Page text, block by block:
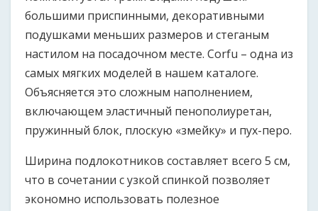
большими приспинными, декоративными
подушками меньших размеров и стеганым
настилом на посадочном месте. Corfu – одна из
самых мягких моделей в нашем каталоге.
Объясняется это сложным наполнением,
включающем эластичный пенополиуретан,
пружинный блок, плоскую «змейку» и пух-перо.
Ширина подлокотников составляет всего 5 см,
что в сочетании с узкой спинкой позволяет
экономно использовать полезное